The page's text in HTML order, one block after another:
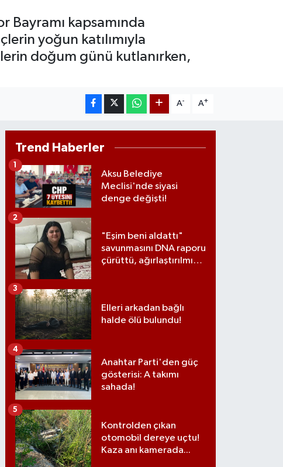
Bayramı kapsamında
yoğun katılımıyla
doğum günü kutlanırken,
A- A+
Trend Haberler
Aksu Belediye
Meclisi'nde siyasi
denge değişti!
1
"Eşim beni aldattı"
savunmasını DNA raporu
çürüttü, ağırlaştırılmış
2
Elleri arkadan bağlı
halde ölü bulundu!
3
Anahtar Parti'den güç
gösterisi: A takımı
sahada!
4
Kontrolden çıkan
otomobil dereye uçtu!
Kaza anı kamerada...
5